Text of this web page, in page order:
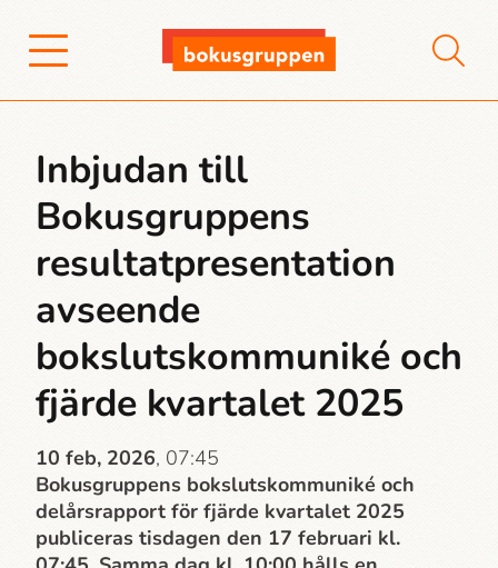
Inbjudan till
Bokusgruppens
resultatpresentation
avseende
bokslutskommuniké och
fjärde kvartalet 2025
10 feb, 2026, 07:45
Bokusgruppens bokslutskommuniké och
delårsrapport för fjärde kvartalet 2025
publiceras tisdagen den 17 februari kl.